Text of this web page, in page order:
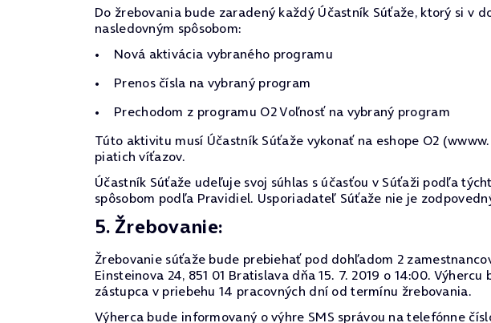
Do žrebovania bude zaradený každý Účastník Súťaže, ktorý si v
nasledovným spôsobom:
Nová aktivácia vybraného programu
Prenos čísla na vybraný program
Prechodom z programu O2 Voľnosť na vybraný program
Túto aktivitu musí Účastník Súťaže vykonať na eshope O2
piatich víťazov.
Účastník Súťaže udeľuje svoj súhlas s účasťou v Súťaži podľa
spôsobom podľa Pravidiel. Usporiadateľ Súťaže nie je
5. Žrebovanie:
Žrebovanie súťaže bude prebiehať pod dohľadom 2
Einsteinova 24, 851 01 Bratislava dňa 15. 7. 2019 o 14:00.
zástupca v priebehu 14 pracovných dní od termínu žrebovania.
Výherca bude informovaný o výhre SMS správou na telefónne